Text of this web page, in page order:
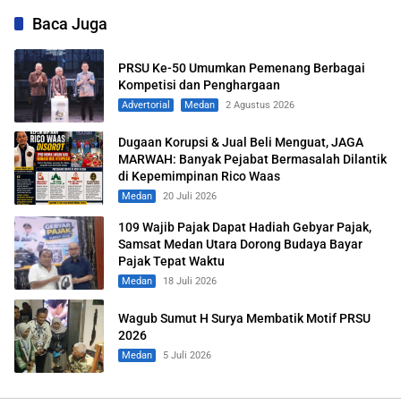
Baca Juga
PRSU Ke-50 Umumkan Pemenang Berbagai
Kompetisi dan Penghargaan
Advertorial Medan 2 Agustus 2026
Dugaan Korupsi & Jual Beli Menguat, JAGA
MARWAH: Banyak Pejabat Bermasalah Dilantik
di Kepemimpinan Rico Waas
Medan 20 Juli 2026
109 Wajib Pajak Dapat Hadiah Gebyar Pajak,
Samsat Medan Utara Dorong Budaya Bayar
Pajak Tepat Waktu
Medan 18 Juli 2026
‎Wagub Sumut H Surya Membatik Motif PRSU
2026
Medan 5 Juli 2026